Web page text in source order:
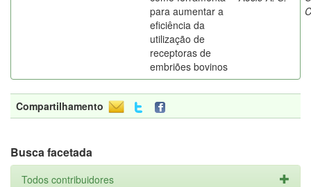
para aumentar a
eficiência da
utilização de
receptoras de
embriões bovinos
Compartilhamento
Busca facetada
Todos contribuidores